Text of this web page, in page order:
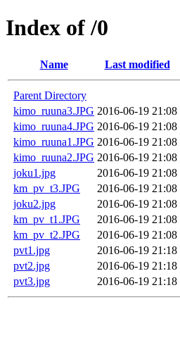
Index of /0
Name Last modified
Parent Directory
kimo_ruuna3.JPG 2016-06-19 21:08
kimo_ruuna4.JPG 2016-06-19 21:08
kimo_ruuna1.JPG 2016-06-19 21:08
kimo_ruuna2.JPG 2016-06-19 21:08
joku1.jpg
2016-06-19 21:08
km_pv_t3.JPG
2016-06-19 21:08
joku2.jpg
2016-06-19 21:08
km_pv_t1.JPG
2016-06-19 21:08
km_pv_t2.JPG
2016-06-19 21:08
pvt1.jpg
2016-06-19 21:18
pvt2.jpg
2016-06-19 21:18
pvt3.jpg
2016-06-19 21:18